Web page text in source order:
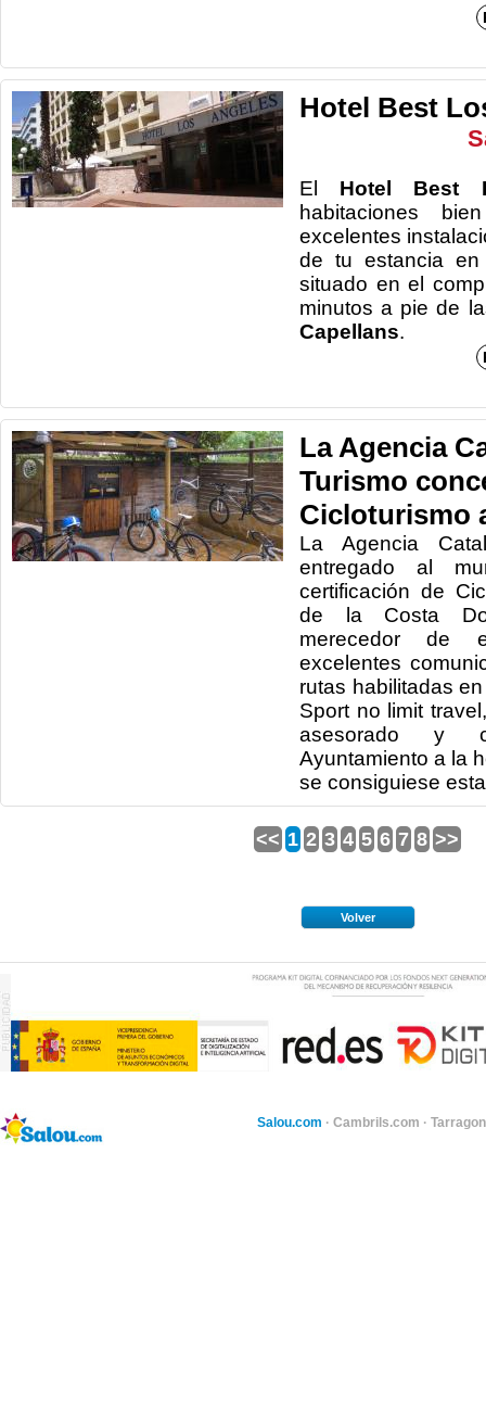
Hotel Best
El Hotel Best
habitaciones
excelentes
de tu estancia
situado en el
minutos a pie de
Capellans.
La Agencia
Turismo
Cicloturismo
La Agencia
entregado al
certificación de
de la Costa
merecedor de
excelentes
rutas habilitadas
Sport no limit
asesorado y
Ayuntamiento a la
se consiguiese
<< 1 2 3 4 5 6 7 8 >>
Volver
Salou.com · Cambrils.com ·